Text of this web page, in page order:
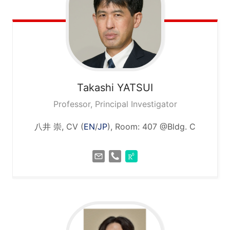
Takashi YATSUI
Professor, Principal Investigator
八井 崇, CV (EN/JP), Room: 407 @Bldg. C